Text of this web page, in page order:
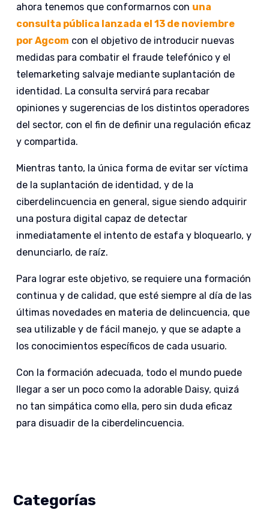
Categorías
ahora tenemos que conformarnos con una
consulta pública lanzada el 13 de noviembre
por Agcom con el objetivo de introducir nuevas
medidas para combatir el fraude telefónico y el
telemarketing salvaje mediante suplantación de
identidad. La consulta servirá para recabar
opiniones y sugerencias de los distintos operadores
del sector, con el fin de definir una regulación eficaz
y compartida.
Mientras tanto, la única forma de evitar ser víctima
de la suplantación de identidad, y de la
ciberdelincuencia en general, sigue siendo adquirir
una postura digital capaz de detectar
inmediatamente el intento de estafa y bloquearlo, y
denunciarlo, de raíz.
Para lograr este objetivo, se requiere una formación
continua y de calidad, que esté siempre al día de las
últimas novedades en materia de delincuencia, que
sea utilizable y de fácil manejo, y que se adapte a
los conocimientos específicos de cada usuario.
Con la formación adecuada, todo el mundo puede
llegar a ser un poco como la adorable Daisy, quizá
no tan simpática como ella, pero sin duda eficaz
para disuadir de la ciberdelincuencia.